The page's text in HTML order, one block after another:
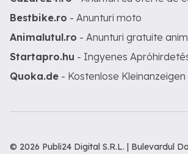
Bestbike.ro - Anunturi moto
Animalutul.ro - Anunturi gratuite
Startapro.hu - Ingyenes
Quoka.de - Kostenlose Kleinanzeigen
© 2026 Publi24 Digital S.R.L. | Bulevardul